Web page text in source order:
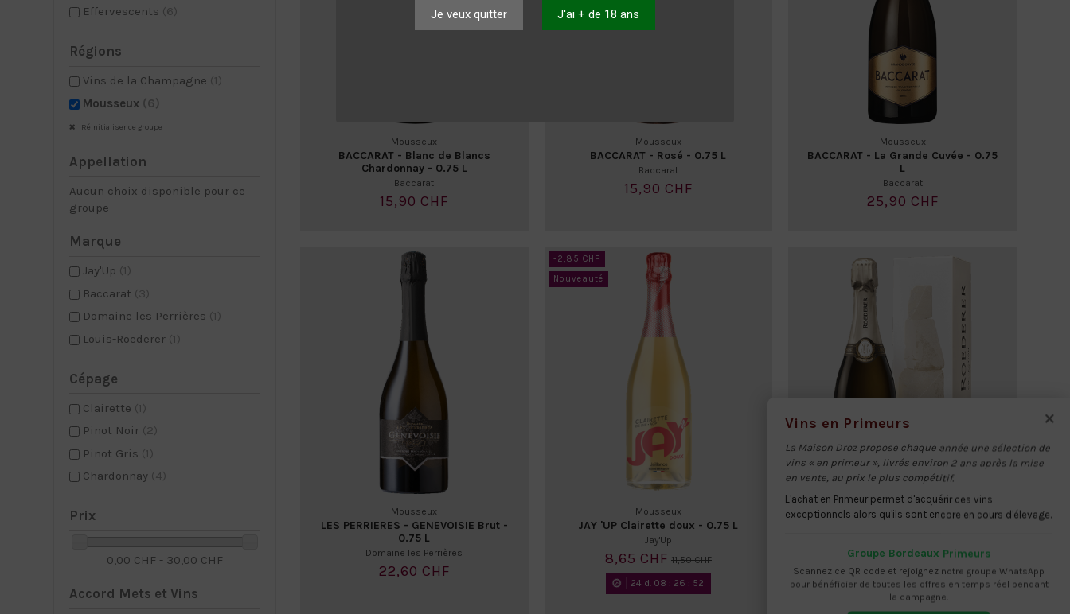
Je veux quitter J'ai + de 18 ans
Mousseux
BACCARAT - Blanc de Blancs
Chardonnay - 0.75 L
Baccarat
15,90 CHF
Mousseux
BACCARAT - Rosé - 0.75 L
Baccarat
15,90 CHF
Mousseux
BACCARAT - La Grande Cuvée - 0.75
L
Baccarat
25,90 CHF
Mousseux
LES PERRIERES - GENEVOISIE Brut -
0.75 L
Domaine les Perrières
22,60 CHF
-2,85 CHF
Nouveauté
Mousseux
JAY 'UP Clairette doux - 0.75 L
Jay'Up
8,65 CHF 11,50 CHF
24 d. 08 :26 :51
Mousseux
Louis-Roederer
59,00 CHF
Effervescents (6)
Régions
Vins de la Champagne (1)
Mousseux (6)
Réinitialiser ce groupe
Appellation
Aucun choix disponible pour ce
groupe
Marque
Jay'Up (1)
Baccarat (3)
Domaine les Perrières (1)
Louis-Roederer (1)
Cépage
Clairette (1)
Pinot Noir (2)
Pinot Gris (1)
Chardonnay (4)
Prix
0,00 CHF - 30,00 CHF
Accord Mets et Vins
×
Vins en Primeurs
La Maison Droz propose chaque année une sélection de
vins « en primeur », livrés environ 2 ans après la mise
en vente, au prix le plus compétitif.
L'achat en Primeur permet d'acquérir ces vins
exceptionnels alors qu'ils sont encore en cours d'élevage.
Groupe Bordeaux Primeurs
Scannez ce QR code et rejoignez notre groupe WhatsApp
pour bénéficier de toutes les offres en temps réel pendant
la campagne.